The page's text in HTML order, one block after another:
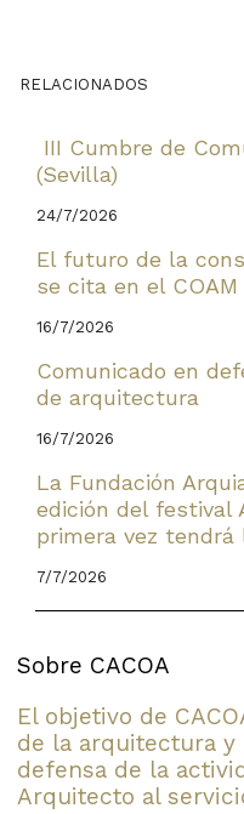
RELACIONADOS
III Cumbre de
(Sevilla)
24/7/2026
El futuro de la
se cita en el COAM
16/7/2026
Comunicado en
de arquitectura
16/7/2026
La Fundación
edición del festival
primera vez tendrá
7/7/2026
Sobre CACOA
El objetivo de
de la arquitectura
defensa de la
Arquitecto al